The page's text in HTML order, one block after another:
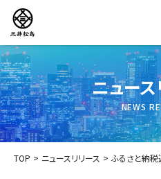
ニュース
NEWS
TOP ニュースリリース ふるさと納税